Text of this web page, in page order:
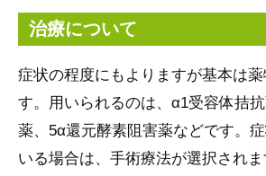
治療について
症状の程度にもよりますが基本は
す。用いられるのは、α1受容体拮
薬、5α還元酵素阻害薬などです。
いる場合は、手術療法が選択され